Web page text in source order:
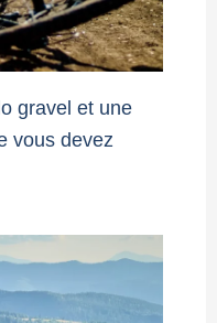
gravel et une
vous devez